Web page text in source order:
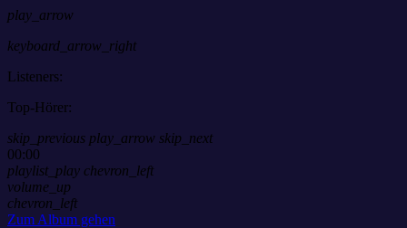
play_arrow
keyboard_arrow_right
Listeners:
Top-Hörer:
skip_previous play_arrow skip_next
00:00
playlist_play chevron_left
volume_up
chevron_left
Zum Album gehen